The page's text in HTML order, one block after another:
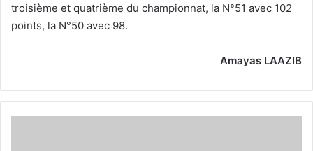
troisième et quatrième du championnat, la N°51 avec 102
points, la N°50 avec 98.
Amayas LAAZIB